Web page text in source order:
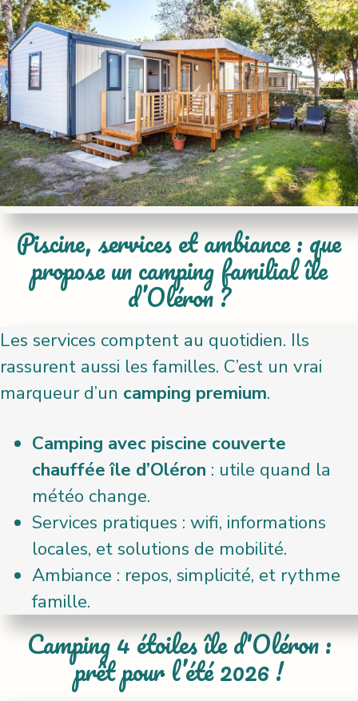
Piscine, services et ambiance : que
propose un camping familial île
d’Oléron ?
Les services comptent au quotidien. Ils
rassurent aussi les familles. C’est un vrai
marqueur d’un camping premium.
Camping avec piscine couverte
chauffée île d’Oléron : utile quand la
météo change.
Services pratiques : wifi, informations
locales, et solutions de mobilité.
Ambiance : repos, simplicité, et rythme
famille.
Camping 4 étoiles île d'Oléron :
prêt pour l’été 2026 !